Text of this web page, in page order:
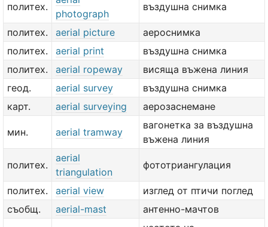
политех.
photograph
въздушна снимка
политех. aerial picture
аероснимка
политех.
aerial print
въздушна снимка
политех.
aerial ropeway
висяща въжена линия
геод.
aerial survey
въздушна снимка
карт.
aerial surveying аерозаснемане
мин. aerial tramway
вагонетка за въздушна
въжена линия
политех.
aerial
triangulation
фототриангулация
политех. aerial view
изглед от птичи поглед
съобщ.
aerial-mast антенно-мачтов